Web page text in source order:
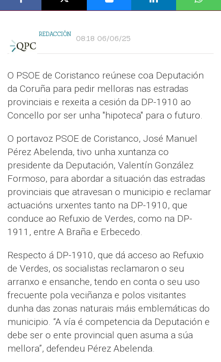
REDACCIÓN 08:18 06/06/25
O PSOE de Coristanco reúnese coa Deputación
da Coruña para pedir melloras nas estradas
provinciais e rexeita a cesión da DP-1910 ao
Concello por ser unha "hipoteca" para o futuro.
O portavoz PSOE de Coristanco, José Manuel
Pérez Abelenda, tivo unha xuntanza co
presidente da Deputación, Valentín González
Formoso, para abordar a situación das estradas
provinciais que atravesan o municipio e reclamar
actuacións urxentes tanto na DP-1910, que
conduce ao Refuxio de Verdes, como na DP-
1911, entre A Braña e Erbecedo.
Respecto á DP-1910, que dá acceso ao Refuxio
de Verdes, os socialistas reclamaron o seu
arranxo e ensanche, tendo en conta o seu uso
frecuente pola veciñanza e polos visitantes
dunha das zonas naturais máis emblemáticas do
municipio. “A vía é competencia da Deputación e
debe ser o ente provincial quen asuma a súa
mellora”, defendeu Pérez Abelenda.